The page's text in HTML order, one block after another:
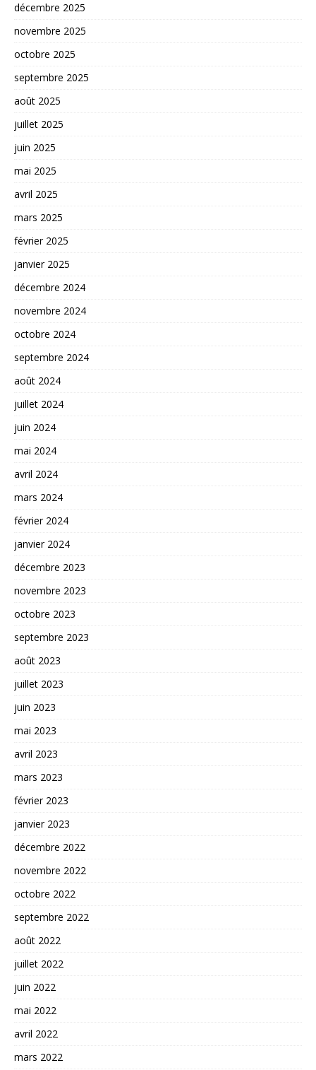
décembre 2025
novembre 2025
octobre 2025
septembre 2025
août 2025
juillet 2025
juin 2025
mai 2025
avril 2025
mars 2025
février 2025
janvier 2025
décembre 2024
novembre 2024
octobre 2024
septembre 2024
août 2024
juillet 2024
juin 2024
mai 2024
avril 2024
mars 2024
février 2024
janvier 2024
décembre 2023
novembre 2023
octobre 2023
septembre 2023
août 2023
juillet 2023
juin 2023
mai 2023
avril 2023
mars 2023
février 2023
janvier 2023
décembre 2022
novembre 2022
octobre 2022
septembre 2022
août 2022
juillet 2022
juin 2022
mai 2022
avril 2022
mars 2022